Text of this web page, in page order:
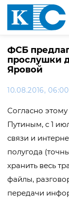
ФСБ
прослушки
Яровой
10.08.2016, 06:00
Согласно
Путиным, с 1
связи и
полугода
хранить весь
файлы,
передачи